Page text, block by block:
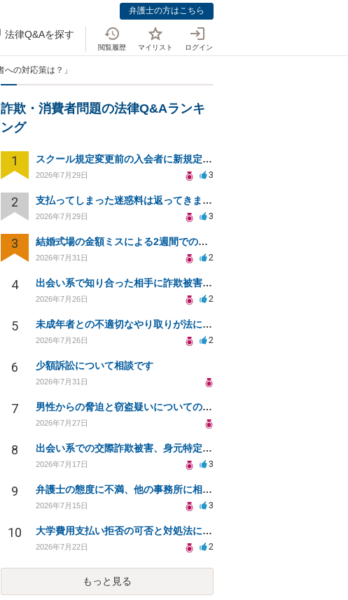
弁護士の方はこちら
法律Q&Aを探す
閲覧履歴 マイリスト ログイン
の対応策は？」
詐欺・消費者問題の法律Q&Aランキ
ング
1 スクール規定変更前の入会者に新規定は適用されるのか
2026年7月29日 3
2 支払ってしまった迷惑料は返ってきますか？
2026年7月29日 3
3 結婚式場の金額ミスによる2週間での解約。キャンセル料10万円の免除は可能か。
2026年7月31日 2
4 出会い系で知り合った相手に詐欺被害、免許証の悪用リスクと対策。
2026年7月26日 2
5 未成年者との不適切なやり取りが法に触れる可能性と対処法
2026年7月26日 2
6 少額訴訟について相談です
2026年7月31日
7 男性からの脅迫と窃盗疑いについての法的対処法
2026年7月27日
8 出会い系での交際詐欺被害、身元特定と返金請求の方法は？
2026年7月17日 3
9 弁護士の態度に不満、他の事務所に相談すべきか？
2026年7月15日 3
10 大学費用支払い拒否の可否と対処法について知りたい
2026年7月22日 2
もっと見る